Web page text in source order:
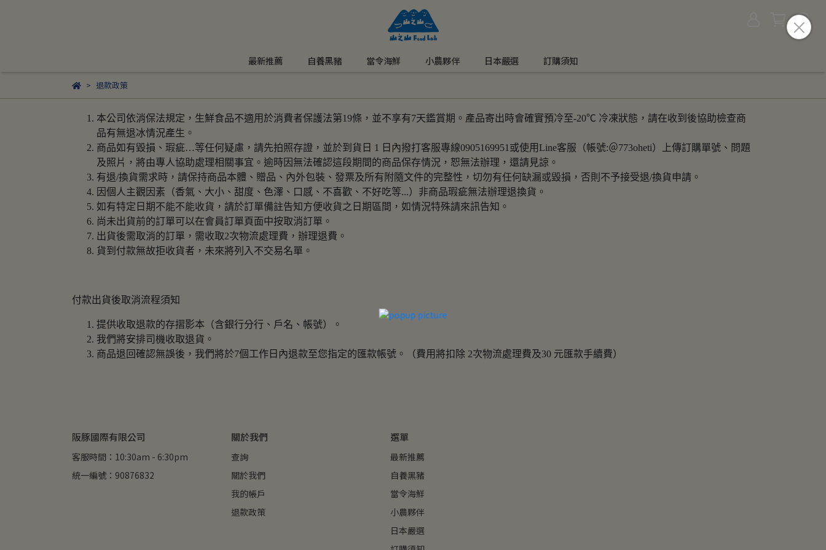
最新推薦 自養黑豬 當令海鮮 小農夥伴 日本嚴選 訂購須知
退款政策
本公司依消保法規定，生鮮食品不適用於消費者保護法第19條，並不享有7天鑑賞期。產品寄出時會確實預冷至-20℃ 冷凍狀態，請在收到後協助檢查商
品有無退冰情況產生。
商品如有毀損、瑕疵…等任何疑慮，請先拍照存證，並於到貨日 1 日內撥打客服專線0905169951或使用Line客服（帳號:＠773oheti）上傳訂購單號、問題
及照片，將由專人協助處理相關事宜。逾時因無法確認這段期間的商品保存情況，恕無法辦理，還請見諒。
有退/換貨需求時，請保持商品本體、贈品、內外包裝、發票及所有附隨文件的完整性，切勿有任何缺漏或毀損，否則不予接受退/換貨申請。
因個人主觀因素（香氣、大小、甜度、色澤、口感、不喜歡、不好吃等...）非商品瑕疵無法辦理退換貨。
如有特定日期不能不能收貨，請於訂單備註告知方便收貨之日期區間，如情況特殊請來訊告知。
尚未出貨前的訂單可以在會員訂單頁面中按取消訂單。
出貨後需取消的訂單，需收取2次物流處理費，辦理退費。
貨到付款無故拒收貨者，未來將列入不交易名單。
付款出貨後取消流程須知
提供收取退款的存摺影本（含銀行分行、戶名、帳號）。
我們將安排司機收取退貨。
商品退回確認無誤後，我們將於7個工作日內退款至您指定的匯款帳號。（費用將扣除 2次物流處理費及30 元匯款手續費）
阪豚國際有限公司
客服時間：10:30am - 6:30pm
統一編號：90876832
關於我們
查詢
關於我們
我的帳戶
退款政策
選單
最新推薦
自養黑豬
當令海鮮
小農夥伴
日本嚴選